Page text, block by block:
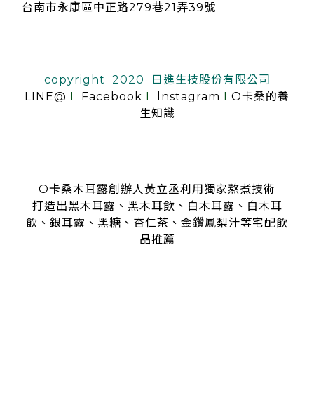
台南市永康區中正路279巷21弄39號
copyright 2020 日進生技股份有限公司
LINE@
Facebook lnstagram
O卡桑的養
生知識
O卡桑木耳露創辦人黃立丞利用獨家熬煮技術
打造出黑木耳露、黑木耳飲、白木耳露、白木耳
飲、銀耳露、黑糖、杏仁茶、金鑽鳳梨汁等宅配飲
品推薦